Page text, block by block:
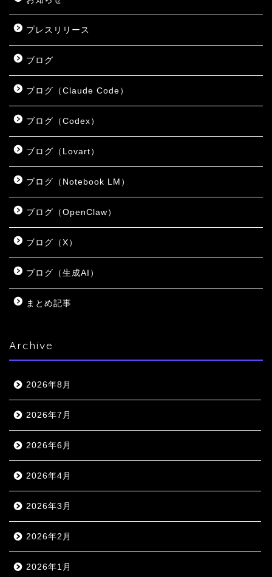
プレスリリース
ブログ
ブログ（Claude Code）
ブログ（Codex）
ブログ（Lovart）
ブログ（Notebook LM）
ブログ（OpenClaw）
ブログ（X）
ブログ（生成AI）
まとめ記事
Archive
2026年8月
2026年7月
2026年6月
2026年4月
2026年3月
2026年2月
2026年1月